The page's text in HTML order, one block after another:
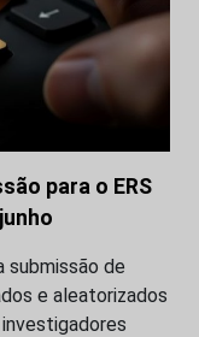
para o ERS
submissão de
e aleatorizados
investigadores